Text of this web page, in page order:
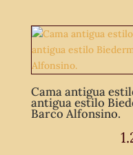
Cama antigua
antigua estilo
Barco Alfonsino.